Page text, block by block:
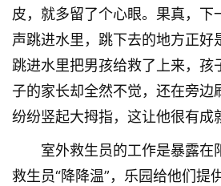
皮，就多留了个心眼。果真，下
声跳进水里，跳下去的地方正好
跳进水里把男孩给救了上来，孩
子的家长却全然不觉，还在旁边
纷纷竖起大拇指，这让他很有成
室外救生员的工作是暴露在
救生员“降降温”，乐园给他们提